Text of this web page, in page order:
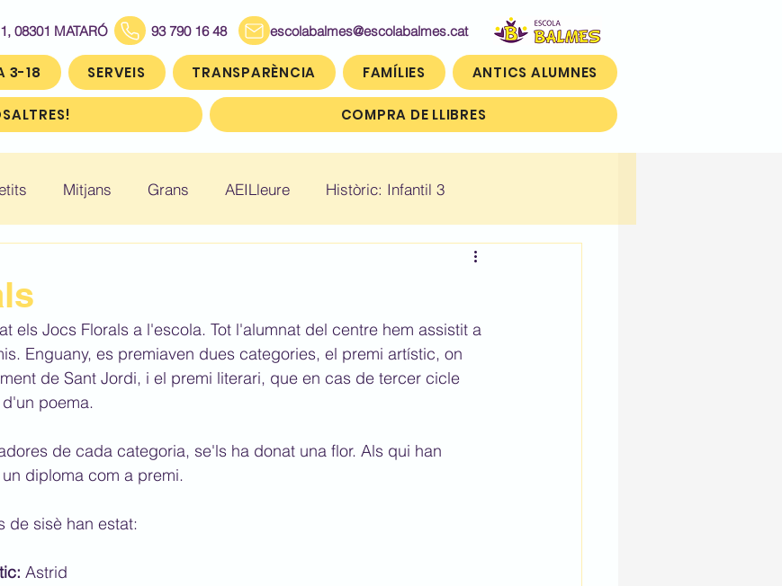
08301 MATARÓ 93 790 16 48escolabalmes@escolabalmes.cat
3-18 SERVEIS TRANSPARÈNCIA FAMÍLIES ANTICS ALUMNES
COMPRA DE LLIBRES
Mitjans Grans AEILleure Històric: Infantil 3
5 Històric: Tercer (3r)
(5è) Històric: Sisè (6è)
els Jocs Florals a l'escola. Tot l'alumnat del centre hem assistit a
Enguany, es premiaven dues categories, el premi artístic, on
de Sant Jordi, i el premi literari, que en cas de tercer cicle
poema.
de cada categoria, se'ls ha donat una flor. Als qui han
diploma com a premi.
de sisè han estat:
Astrid